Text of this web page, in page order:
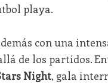
playa.
con una
de los partidos.
Night, gala